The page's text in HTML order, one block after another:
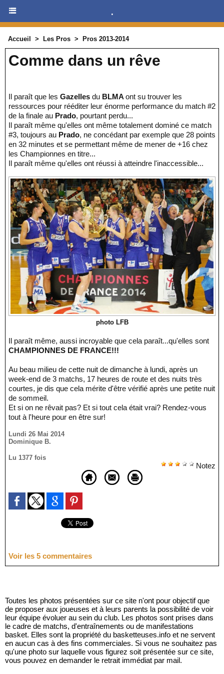
.
Accueil > Les Pros > Pros 2013-2014
Comme dans un rêve
Il paraît que les Gazelles du BLMA ont su trouver les
ressources pour rééditer leur énorme performance du match #2
de la finale au Prado, pourtant perdu...
Il paraît même qu'elles ont même totalement dominé ce match
#3, toujours au Prado, ne concédant par exemple que 28 points
en 32 minutes et se permettant même de mener de +16 chez
les Championnes en titre...
Il paraît même qu'elles ont réussi à atteindre l'inaccessible...
photo LFB
Il paraît même, aussi incroyable que cela paraît...qu'elles sont
CHAMPIONNES DE FRANCE!!!
Au beau milieu de cette nuit de dimanche à lundi, après un
week-end de 3 matchs, 17 heures de route et des nuits très
courtes, je dis que cela mérite d'être vérifié après une petite nuit
de sommeil.
Et si on ne rêvait pas? Et si tout cela était vrai? Rendez-vous
tout à l'heure pour en être sur!
Lundi 26 Mai 2014
Dominique B.
Lu 1377 fois
Notez
Voir les 5 commentaires
Toutes les photos présentées sur ce site n'ont pour objectif que
de proposer aux joueuses et à leurs parents la possibilité de voir
leur équipe évoluer au sein du club. Les photos sont prises dans
le cadre de matchs, d'entraînements ou de manifestations
basket. Elles sont la propriété du basketteuses.info et ne servent
en aucun cas à des fins commerciales. Si vous ne souhaitez pas
qu'une photo sur laquelle vous figurez soit présentée sur ce site,
vous pouvez en demander le retrait immédiat par mail.